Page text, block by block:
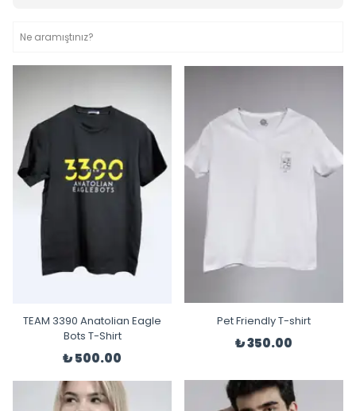
TEAM 3390 Anatolian Eagle
Bots T-Shirt
₺ 500.00
Pet Friendly T-shirt
₺ 350.00